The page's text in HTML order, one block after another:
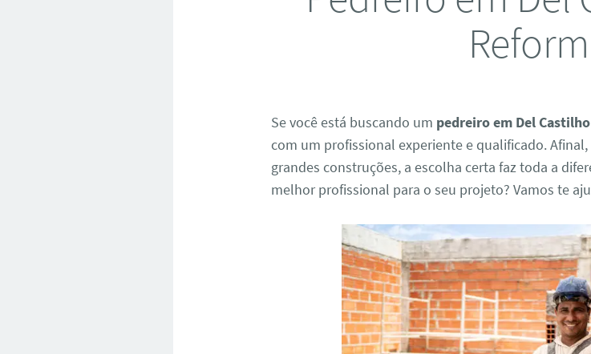
Se você está buscando um pedreiro em Del
com um profissional experiente e qualificado.
grandes construções, a escolha certa faz toda a
melhor profissional para o seu projeto? Vamos te